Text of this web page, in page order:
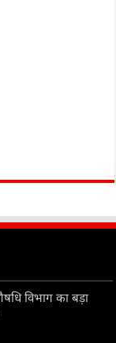
विभाग का बड़ा